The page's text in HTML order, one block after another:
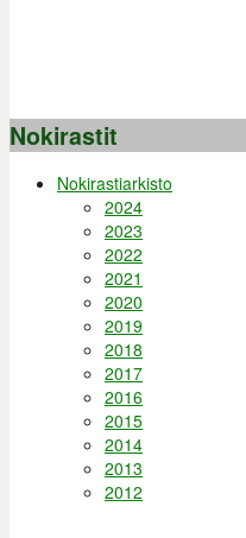
Nokirastit
Nokirastiarkisto
2024
2023
2022
2021
2020
2019
2018
2017
2016
2015
2014
2013
2012